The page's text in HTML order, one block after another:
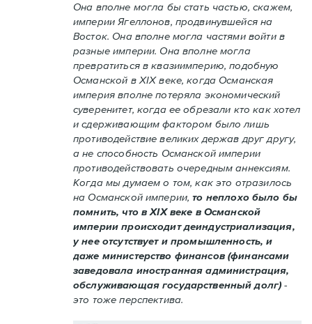
Она вполне могла бы стать частью, скажем,
империи Ягеллонов, продвинувшейся на
Восток. Она вполне могла частями войти в
разные империи. Она вполне могла
превратиться в квазиимперию, подобную
Османской в XIX веке, когда Османская
империя вполне потеряла экономический
суверенитет, когда ее обрезали кто как хотел
и сдерживающим фактором было лишь
противодействие великих держав друг другу,
а не способность Османской империи
противодействовать очередным аннексиям.
Когда мы думаем о том, как это отразилось
на Османской империи,то неплохо было бы
помнить, что в XIX веке в Османской
империи происходит деиндустриализация,
у нее отсутствует и промышленность, и
даже министерство финансов (финансами
заведовала иностранная администрация,
обслуживающая государственный долг)-
это тоже перспектива.